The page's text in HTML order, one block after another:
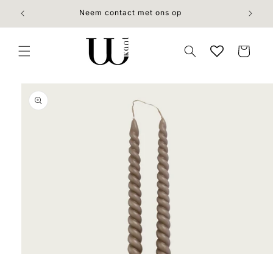
naar de
content
Neem contact met ons op
Winkelwagen
direct naar